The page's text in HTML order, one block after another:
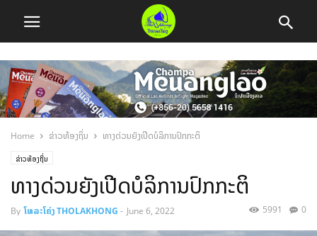
Home ຂ່າວທ້ອງຖິ່ນ ທາງດ່ວນຍັງເປີດບໍລິການປົກກະຕິ
ຂ່າວທ້ອງຖິ່ນ
ທາງດ່ວນຍັງເປີດບໍລິການປົກກະຕິ
By ໂທລະໂຄ່ງ THOLAKHONG - June 6, 2022 0
5991